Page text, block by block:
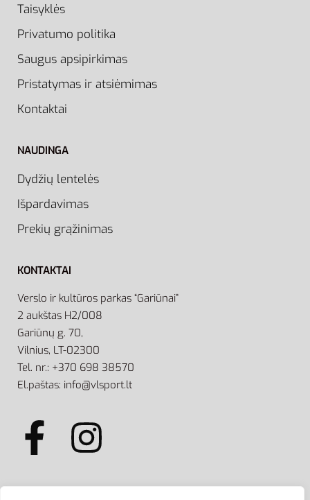
Taisyklės
Privatumo politika
Saugus apsipirkimas
Pristatymas ir atsiėmimas
Kontaktai
NAUDINGA
Dydžių lentelės
Išpardavimas
Prekių grąžinimas
KONTAKTAI
Verslo ir kultūros parkas “Gariūnai”
2 aukštas H2/008
Gariūnų g. 70,
Vilnius, LT-02300
Tel. nr.: +370 698 38570
El.paštas: info@vlsport.lt